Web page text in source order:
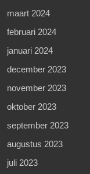
maart 2024
februari 2024
januari 2024
december 2023
november 2023
oktober 2023
september 2023
augustus 2023
juli 2023